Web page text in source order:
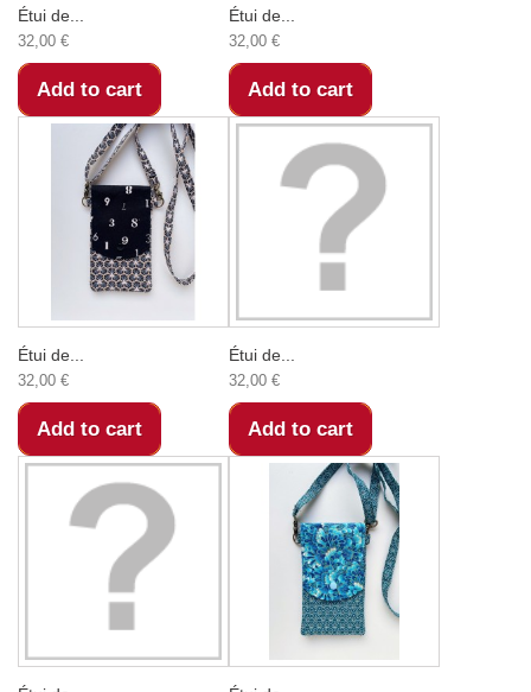
Étui de...
32,00 €
Add to cart
Étui de...
32,00 €
Add to cart
Étui de...
32,00 €
Add to cart
Étui de...
32,00 €
Add to cart